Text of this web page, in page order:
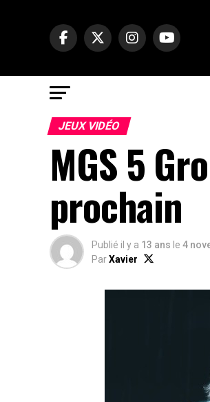
JEUX VIDÉO
MGS 5
prochain
Publié il y a 13 ans le 4
ParXavier